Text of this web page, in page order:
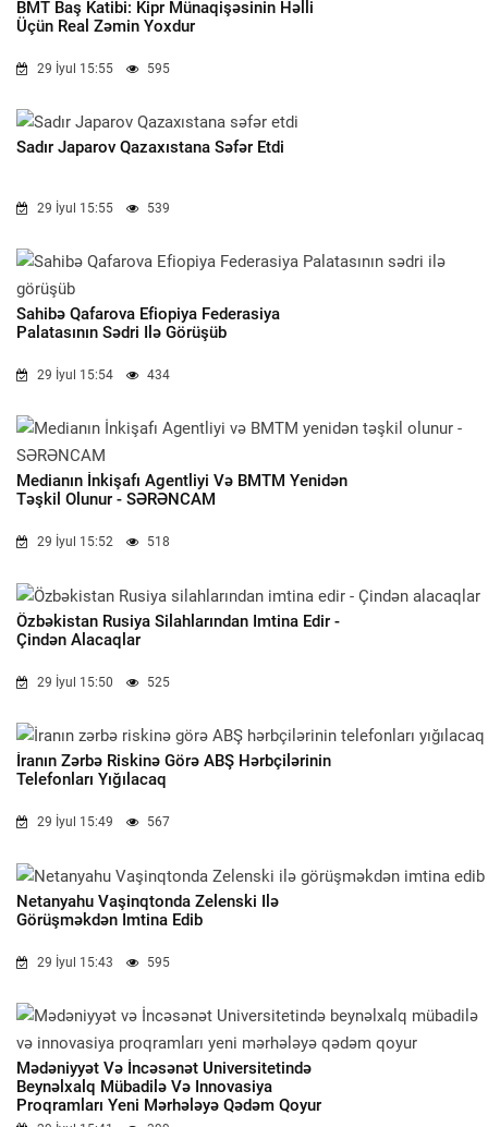
BMT Baş Katibi: Kipr Münaqişəsinin Həlli
Üçün Real Zəmin Yoxdur
29 İyul 15:55 595
Sadır Japarov Qazaxıstana Səfər Etdi
29 İyul 15:55 539
Sahibə Qafarova Efiopiya Federasiya
Palatasının Sədri Ilə Görüşüb
29 İyul 15:54 434
Medianın İnkişafı Agentliyi Və BMTM Yenidən
Təşkil Olunur - SƏRƏNCAM
29 İyul 15:52 518
Özbəkistan Rusiya Silahlarından Imtina Edir -
Çindən Alacaqlar
29 İyul 15:50 525
İranın Zərbə Riskinə Görə ABŞ Hərbçilərinin
Telefonları Yığılacaq
29 İyul 15:49 567
Netanyahu Vaşinqtonda Zelenski Ilə
Görüşməkdən Imtina Edib
29 İyul 15:43 595
Mədəniyyət Və İncəsənət Universitetində
Beynəlxalq Mübadilə Və Innovasiya
Proqramları Yeni Mərhələyə Qədəm Qoyur